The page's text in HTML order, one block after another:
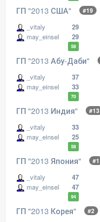
ГП "2013 США" #19
_vitaly 29
may_einsel
29
58
ГП "2013 Абу-Даби"
_vitaly 37
may_einsel
33
70
ГП "2013 Индия" #13
_vitaly 33
may_einsel
25
58
ГП "2013 Япония" #1
_vitaly 47
may_einsel
47
94
ГП "2013 Корея" #2